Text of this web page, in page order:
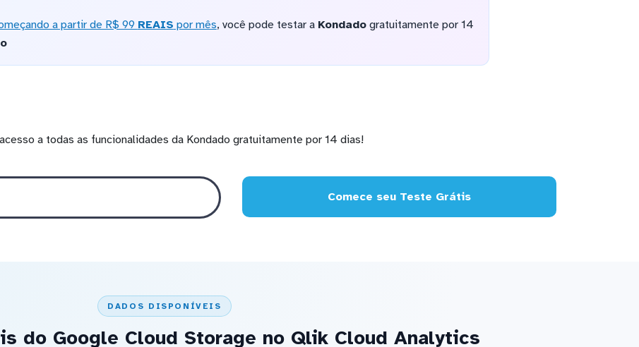
a partir de R$ 99 REAIS por mês, você pode testar a Kondadogratuitamente por 14
a todas as funcionalidades da Kondado gratuitamente por 14 dias!
Comece seu Teste Grátis
DADOS DISPONÍVEIS
do Google Cloud Storage no Qlik Cloud Analytics